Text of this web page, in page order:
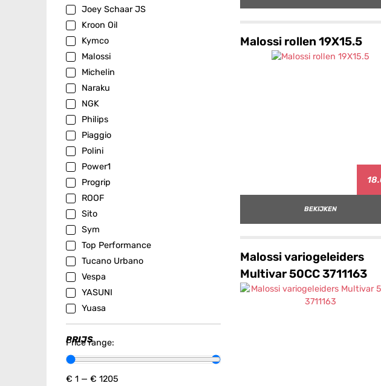
Joey Schaar JS
Kroon Oil
Kymco
Malossi
Michelin
Naraku
NGK
Philips
Piaggio
Polini
Power1
Progrip
ROOF
Sito
Sym
Top Performance
Tucano Urbano
Vespa
YASUNI
Yuasa
PRIJS
Price range:
€ 1 — € 1205
Malossi rollen 19X15.5
BEKIJKEN
Malossi variogeleiders
Multivar 50CC 3711163